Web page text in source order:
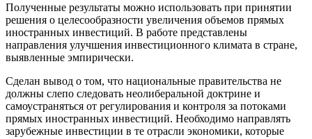
Полученные результаты можно использовать при принятии
решения о целесообразности увеличения объемов прямых
иностранных инвестиций. В работе представлены
направления улучшения инвестиционного климата в стране,
выявленные эмпирически.
Сделан вывод о том, что национальные правительства не
должны слепо следовать неолиберальной доктрине и
самоустраняться от регулирования и контроля за потоками
прямых иностранных инвестиций. Необходимо направлять
зарубежные инвестиции в те отрасли экономики, которые